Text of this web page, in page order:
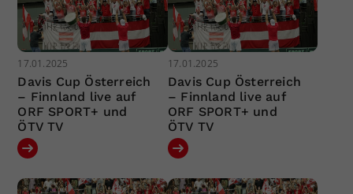
17.01.2025
Davis Cup Österreich
– Finnland live auf
ORF SPORT+ und
ÖTV TV
17.01.2025
Davis Cup Österreich
– Finnland live auf
ORF SPORT+ und
ÖTV TV